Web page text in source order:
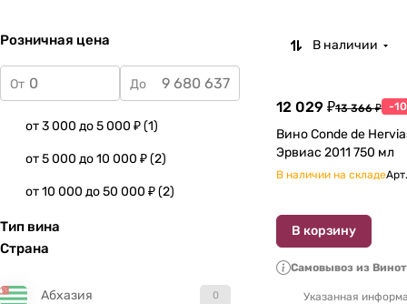
Розничная цена
От До
от 3 000 до 5 000 ₽(1)
от 5 000 до 10 000 ₽(2)
от 10 000 до 50 000 ₽(2)
Тип вина
Страна
Абхазия 0
В наличии
12 029 ₽13 366 ₽ -
Вино Conde de Hervias Конде де
Эрвиас 2011 750 мл
В наличии на складеАрт.
В корзину
Самовывоз из
Указанная